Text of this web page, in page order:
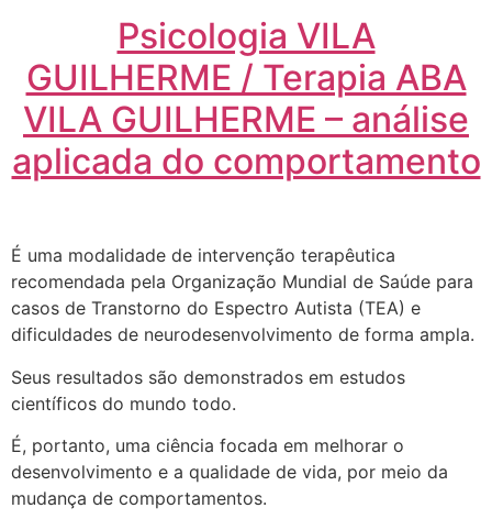
Psicologia VILA
GUILHERME / Terapia ABA
VILA GUILHERME – análise
aplicada do comportamento
É uma modalidade de intervenção terapêutica
recomendada pela Organização Mundial de Saúde para
casos de Transtorno do Espectro Autista (TEA) e
dificuldades de neurodesenvolvimento de forma ampla.
Seus resultados são demonstrados em estudos
científicos do mundo todo.
É, portanto, uma ciência focada em melhorar o
desenvolvimento e a qualidade de vida, por meio da
mudança de comportamentos.